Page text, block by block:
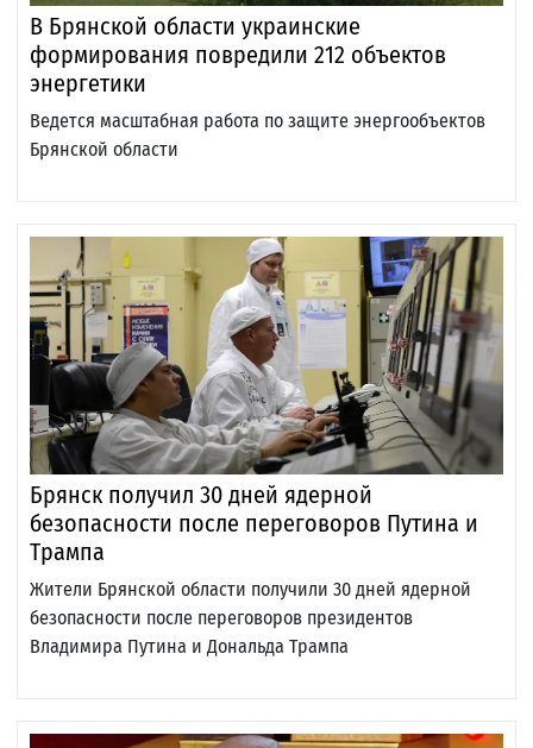
В Брянской области украинские
формирования повредили 212 объектов
энергетики
Ведется масштабная работа по защите энергообъектов
Брянской области
Брянск получил 30 дней ядерной
безопасности после переговоров Путина и
Трампа
Жители Брянской области получили 30 дней ядерной
безопасности после переговоров президентов
Владимира Путина и Дональда Трампа